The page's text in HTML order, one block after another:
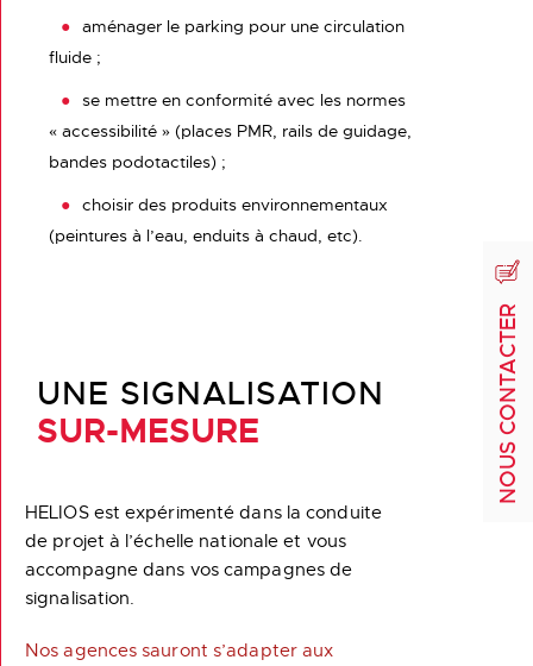
NOUS CONTACTER
aménager le parking pour une circulation
fluide ;
se mettre en conformité avec les normes
« accessibilité » (places PMR, rails de guidage,
bandes podotactiles) ;
choisir des produits environnementaux
(peintures à l’eau, enduits à chaud, etc).
UNE SIGNALISATION
SUR-MESURE
HELIOS est expérimenté dans la conduite
de projet à l’échelle nationale et vous
accompagne dans vos campagnes de
signalisation.
Nos agences sauront s’adapter aux